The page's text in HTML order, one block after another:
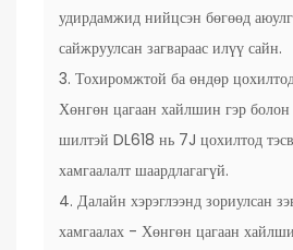
удирдамжид нийцсэн бөгөөд
сайжруулсан загвараас илүү сайн.
3. Тохиромжтой ба өндөр
Хөнгөн цагаан хайлшин гэр болон
шилтэй DL618 нь 7J цохилтод
хамгаалалт шаардлагагүй.
4. Далайн хэрэглээнд зориулсан
хамгаалах - Хөнгөн цагаан